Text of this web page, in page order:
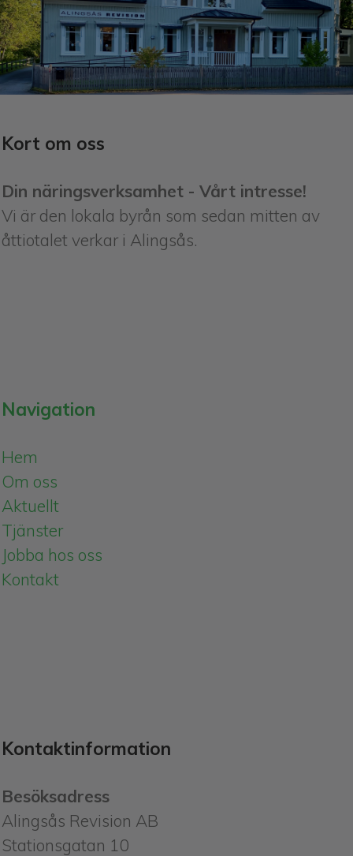
Kort om oss
Din näringsverksamhet - Vårt intresse!
Vi är den lokala byrån som sedan mitten av
åttiotalet verkar i Alingsås.
Navigation
Hem
Om oss
Aktuellt
Tjänster
Jobba hos oss
Kontakt
Kontaktinformation
Besöksadress
Alingsås Revision AB
Stationsgatan 10